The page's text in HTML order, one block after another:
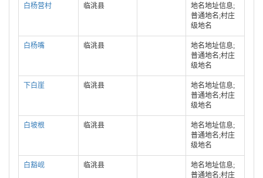
白杨营村 临洮县
地名地址信息;
普通地名;村庄
级地名
白杨嘴 临洮县
地名地址信息;
普通地名;村庄
级地名
下白崖 临洮县
地名地址信息;
普通地名;村庄
级地名
白坡根 临洮县
地名地址信息;
普通地名;村庄
级地名
白豁岘 临洮县
地名地址信息;
普通地名;村庄